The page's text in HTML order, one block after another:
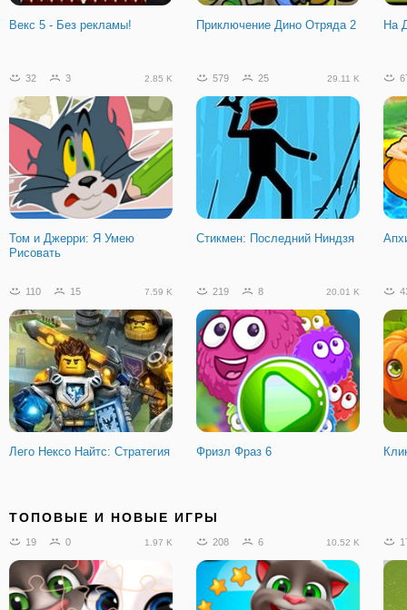
Векс 5 - Без рекламы! Приключение Дино Отряда 2 На
32 3 2.85 K
Том и Джерри: Я Умею
Рисовать
579 25 29.11 K
Стикмен: Последний Ниндзя
110 15 7.59 K
Лего Нексо Найтс: Стратегия
219 8 20.01 K
Фризл Фраз 6
ТОПОВЫЕ И НОВЫЕ ИГРЫ
19 0 1.97 K 208 6 10.52 K